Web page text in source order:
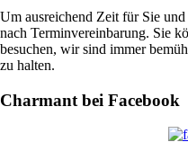
Um ausreichend Zeit für Sie
nach Terminvereinbarung. Sie
besuchen, wir sind immer
zu halten.
Charmant bei Facebook